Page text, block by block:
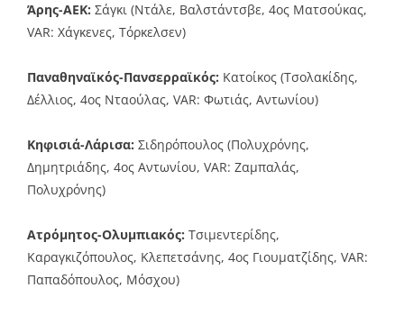
Άρης-ΑΕΚ: Σάγκι (Ντάλε, Βαλστάντσβε, 4ος Ματσούκας,
VAR: Χάγκενες, Τόρκελσεν)
Παναθηναϊκός-Πανσερραϊκός: Κατοίκος (Τσολακίδης,
Δέλλιος, 4ος Νταούλας, VAR: Φωτιάς, Αντωνίου)
Κηφισιά-Λάρισα: Σιδηρόπουλος (Πολυχρόνης,
Δημητριάδης, 4ος Αντωνίου, VAR: Ζαμπαλάς,
Πολυχρόνης)
Ατρόμητος-Ολυμπιακός: Τσιμεντερίδης,
Καραγκιζόπουλος, Κλεπετσάνης, 4ος Γιουματζίδης, VAR:
Παπαδόπουλος, Μόσχου)